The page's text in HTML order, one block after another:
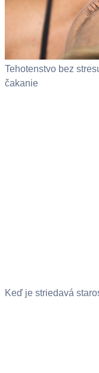
Tehotenstvo bez
čakanie
Keď je striedavá